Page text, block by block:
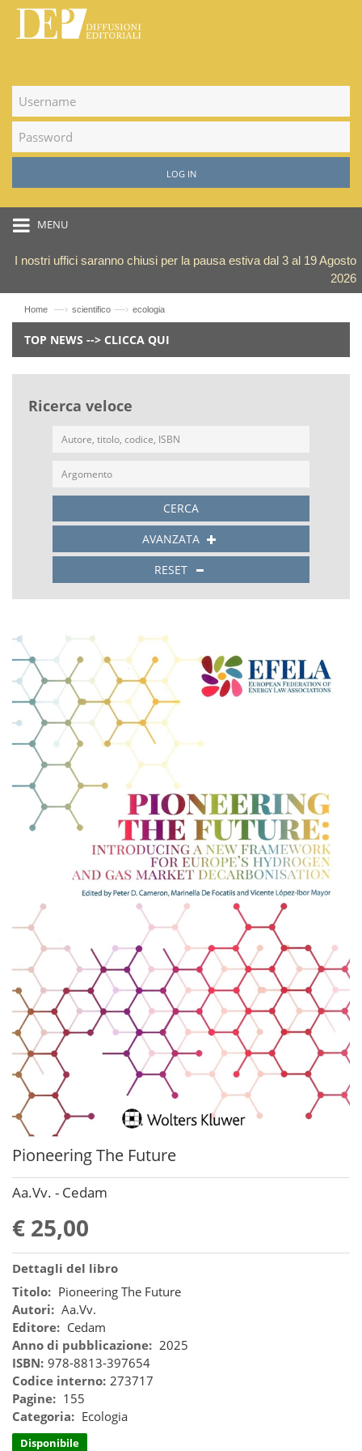
LOG IN
MENU
I nostri uffici saranno chiusi per la pausa estiva dal 3 al 19 Agosto
2026
Home —› scientifico —› ecologia
TOP NEWS --> CLICCA QUI
Ricerca veloce
CERCA
AVANZATA
RESET
Pioneering The Future
Aa.Vv. - Cedam
€ 25,00
Dettagli del libro
Titolo: Pioneering The Future
Autori: Aa.Vv.
Editore: Cedam
Anno di pubblicazione: 2025
ISBN: 978-8813-397654
Codice interno: 273717
Pagine: 155
Categoria: Ecologia
Disponibile